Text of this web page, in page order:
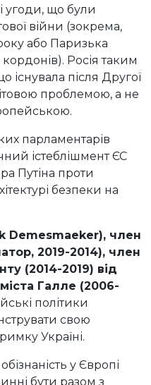
угоди, що були
війни (зокрема,
або Паризька
Росія таким
існувала після Другої
проблемою, а не
парламентарів
істеблішмент ЄС
Путіна проти
безпеки на
Demesmaeker), член
2019-2014), член
(2014-2019) від
Галле (2006-
політики
свою
Україні.
у Європі
бути разом з